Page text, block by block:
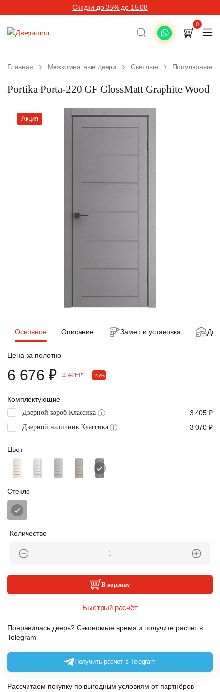
Скидки до 35% до 15.08
0
Главная Межкомнатные двери Светлые Популярные
Portika Porta-220 GF GlossMatt Graphite Wood
Акция
Основное Описание Замер и установка
Комплектующие
Дверной короб Классика i 3 405 ₽
Дверной наличник Классика i 3 070 ₽
Цвет
Стекло
Количество
Цена за полотно
6 676 ₽ 8 901 ₽ -25%
В корзину
Быстрый расчёт
Понравилась дверь? Сэкономьте время и получите расчёт в
Telegram
Получить расчет в Telegram
Рассчитаем покупку по выгодным условиям от партнёров